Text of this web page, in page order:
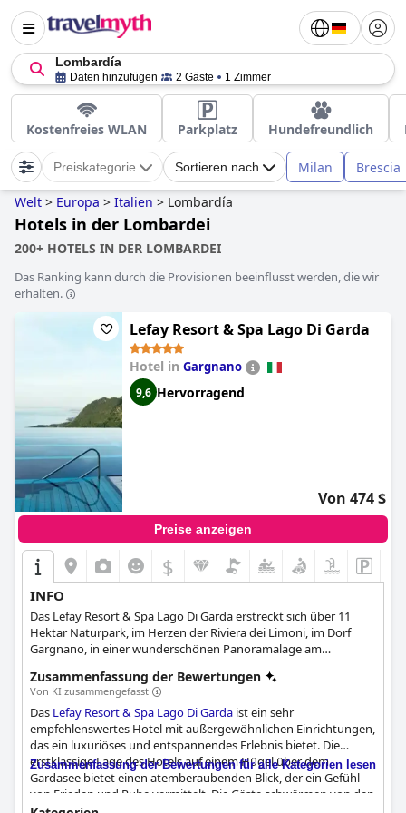
Lombardía
Daten hinzufügen 2 Gäste 1 Zimmer
Kostenfreies WLAN Parkplatz Hundefreundlich
Preiskategorie Sortieren nach Milan Brescia
Welt > Europa > Italien > Lombardía
Hotels in der Lombardei
200+ HOTELS IN DER LOMBARDEI
Das Ranking kann durch die Provisionen beeinflusst werden, die wir
erhalten.
Lefay Resort & Spa Lago Di Garda
Hotel in Gargnano
9,6 Hervorragend
Von 474 $
Preise anzeigen
$
INFO
Das Lefay Resort & Spa Lago Di Garda erstreckt sich über 11
Hektar Naturpark, im Herzen der Riviera dei Limoni, im Dorf
Gargnano, in einer wunderschönen Panoramalage am
luxuriösen Unterkünften bietet das Hotel auch einen Infinity-
Pool mit spektakulärem Blick auf das Meer und den Horizont,
ein erholsames Spa und Dienstleistungen höchster Qualität, die
den Aufenthalt jedes Gastes so angenehm wie möglich machen
werden.
Zusammenfassung der Bewertungen
Von KI zusammengefasst
Das Lefay Resort & Spa Lago Di Garda ist ein sehr
empfehlenswertes Hotel mit außergewöhnlichen Einrichtungen,
das ein luxuriöses und entspannendes Erlebnis bietet. Die
erstklassige Lage des Hotels auf einem Hügel über dem
Gardasee bietet einen atemberaubenden Blick, der ein Gefühl
von Frieden und Ruhe vermittelt. Die Gäste schwärmen von den
Zusammenfassung der Bewertungen für alle Kategorien lesen